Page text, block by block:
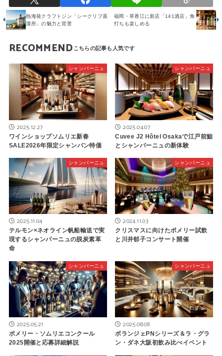
熱海発クラフトジン「シークリフ蒸
溜所」の魅力と背景
福岡・草香江に新店「141酒店」角
打ちも楽しめる
RECOMMEND
シャンパーニュ
2025.12.27
ワインショップソムリエ新春
SALE2026年限定シャンパン特価
シャンパーニュ
2025.04.07
Cuvee J2 Hôtel Osakaで江戸前鮨
とシャンパーニュの新体験
シャンパーニュ
2025.11.04
テルモン×ネオライン帆船輸送で実
現するシャンパーニュの脱炭素革
命
シャンパーニュ
2024.11.03
クリスマスに向けたポメリー試飲
と川井郁子コンサート開催
シャンパーニュ
2025.05.21
ポメリー・ソムリエコンクール
2025開催と応募詳細解説
シャンパーニュ
2025.08.08
ボランジェPNシリーズ＆ラ・グラ
ン・ダネ大阪初飲み比べイベント